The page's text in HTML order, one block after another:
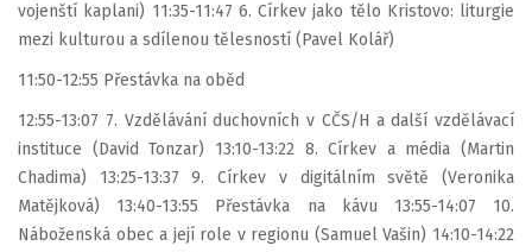
vojenští kaplani) 11:35-11:47 6. Církev jako tělo Kristovo: liturgie
mezi kulturou a sdílenou tělesností (Pavel Kolář)
11:50-12:55 Přestávka na oběd
12:55-13:07 7. Vzdělávání duchovních v CČS/H a další vzdělávací
instituce (David Tonzar) 13:10-13:22 8. Církev a média (Martin
Chadima) 13:25-13:37 9. Církev v digitálním světě (Veronika
Matějková) 13:40-13:55 Přestávka na kávu 13:55-14:07 10.
Náboženská obec a její role v regionu (Samuel Vašin) 14:10-14:22